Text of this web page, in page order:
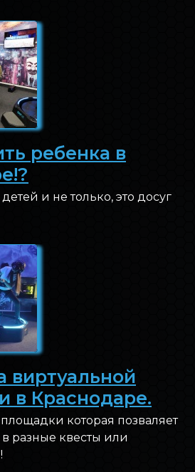
ребенка в
и не только, это досуг
виртуальной
в Краснодаре.
которая позваляет
разные квесты или